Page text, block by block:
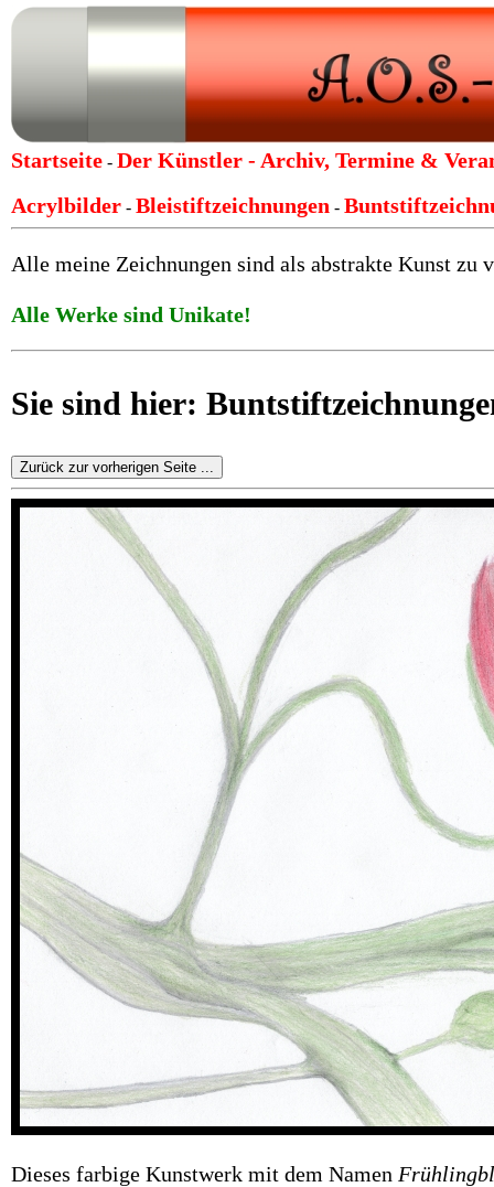
Startseite - Der Künstler - Archiv, Termine &
Acrylbilder - Bleistiftzeichnungen -
Alle meine Zeichnungen sind als abstrakte Kunst zu
Alle Werke sind Unikate!
Sie sind hier:
Zurück zur vorherigen Seite ...
Dieses farbige Kunstwerk mit dem Namen